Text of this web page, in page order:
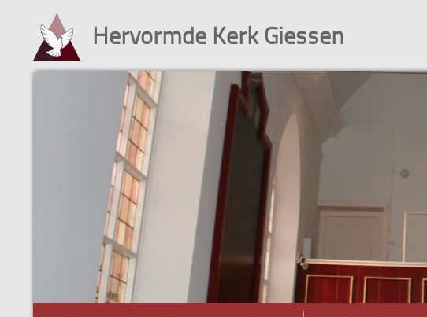
Hervormde Kerk Giessen